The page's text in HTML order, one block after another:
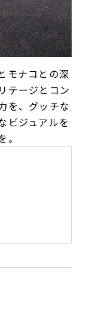
モナコとの深
テージとコン
を、グッチな
ビジュアルを